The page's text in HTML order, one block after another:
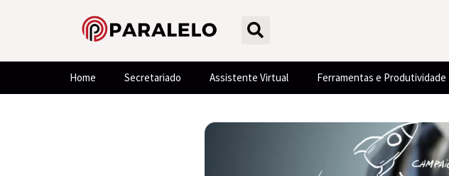
Home Secretariado Assistente Virtual Ferramentas e Produtividade